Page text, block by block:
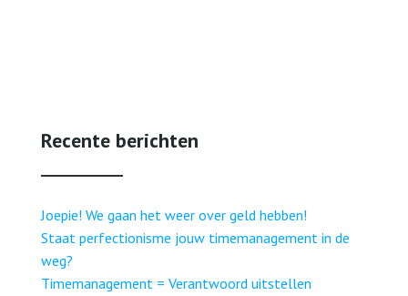
Recente berichten
Joepie! We gaan het weer over geld hebben!
Staat perfectionisme jouw timemanagement in de
weg?
Timemanagement = Verantwoord uitstellen